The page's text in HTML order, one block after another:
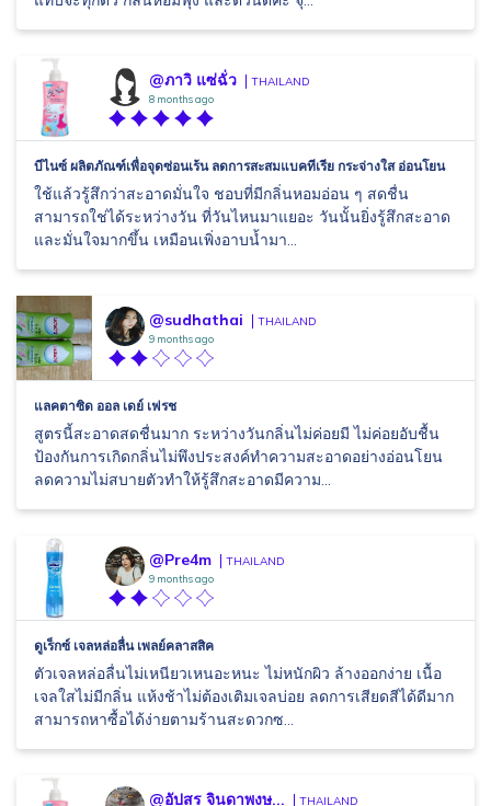
@ภาวิ แซ่ฉั่ว THAILAND
8 months ago
บีไนซ์ ผลิตภัณฑ์เพื่อจุดซ่อนเร้น ลดการสะสมแบคทีเรีย กระจ่างใส อ่อนโยน
ใช้แล้วรู้สึกว่าสะอาดมั่นใจ ชอบที่มีกลิ่นหอมอ่อน ๆ สดชื่น
สามารถใช่ได้ระหว่างวัน ที่วันไหนมาแยอะ วันนั้นยิ่งรู้สึกสะอาด
และมั่นใจมากขึ้น เหมือนเพิ่งอาบน้ำมา...
@sudhathai THAILAND
9 months ago
แลคตาซิด ออล เดย์ เฟรช
สูตรนี้สะอาดสดชื่นมาก ระหว่างวันกลิ่นไม่ค่อยมี ไม่ค่อยอับชื้น
ป้องกันการเกิดกลิ่นไม่พึงประสงค์ทำความสะอาดอย่างอ่อนโยน
ลดความไม่สบายตัวทำให้รู้สึกสะอาดมีความ...
@Pre4m THAILAND
9 months ago
ดูเร็กซ์ เจลหล่อลื่น เพลย์คลาสสิค
ตัวเจลหล่อลื่นไม่เหนียวเหนอะหนะ ไม่หนักผิว ล้างออกง่าย เนื้อ
เจลใสไม่มีกลิ่น แห้งช้าไม่ต้องเติมเจลบ่อย ลดการเสียดสีได้ดีมาก
สามารถหาซื้อได้ง่ายตามร้านสะดวกซ...
@อัปสร จินดาพงษ... THAILAND